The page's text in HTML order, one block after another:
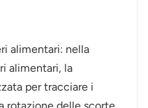
alimentari: nella
alimentari, la
per tracciare i